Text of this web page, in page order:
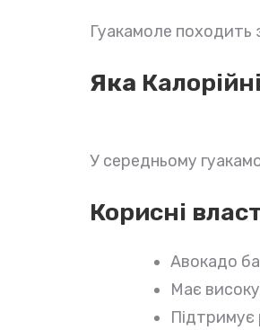
Гуакамоле походить
Яка
У середньому
Корисні
Авокадо
Має
Підтримує